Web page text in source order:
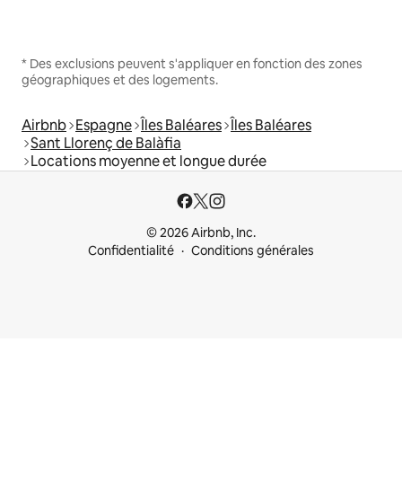
* Des exclusions peuvent s'appliquer en fonction des zones
géographiques et des logements.
Airbnb Espagne Îles Baléares Îles Baléares
Sant Llorenç de Balàfia
Locations moyenne et longue durée
© 2026 Airbnb, Inc.
Confidentialité
Conditions générales